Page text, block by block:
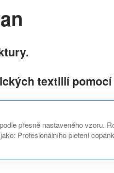
textilií
přesně nastaveného vzoru.
Profesionálního pletení